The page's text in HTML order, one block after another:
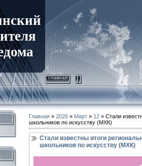
главная
Главная » 2026 » Март » 12 » Стали
школьников по искусству (МХК)
Стали известны итоги
школьников по искусству (МХК)